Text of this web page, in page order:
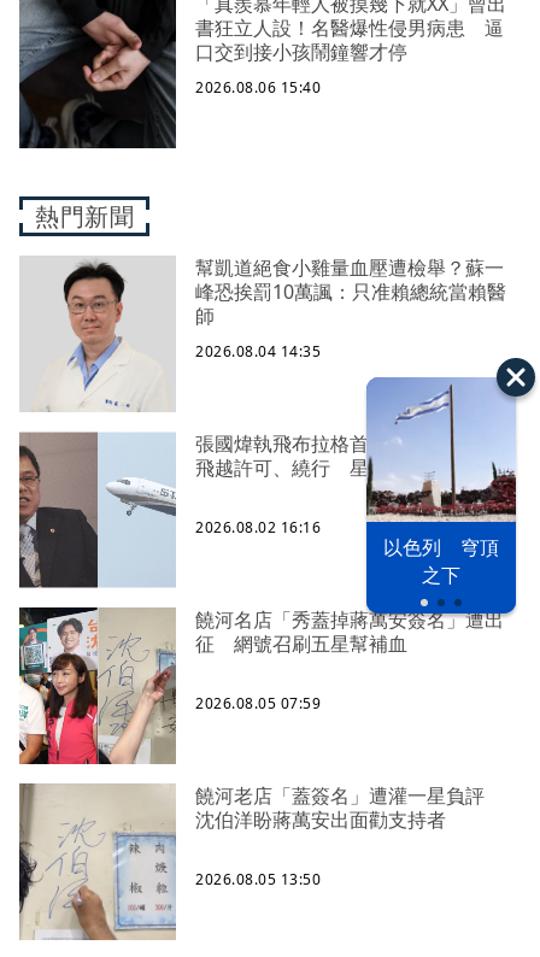
以色列 穹頂
之下
書狂立人設！名醫爆性侵男病患 逼
口交到接小孩鬧鐘響才停
2026.08.06 15:40
熱門新聞
幫凱道絕食小雞量血壓遭檢舉？蘇一
峰恐挨罰10萬諷：只准賴總統當賴醫
師
2026.08.04 14:35
張國煒執飛布拉格首航！網傳未取得
飛越許可、繞行 星宇回應了
2026.08.02 16:16
饒河名店「秀蓋掉蔣萬安簽名」遭出
征 網號召刷五星幫補血
2026.08.05 07:59
饒河老店「蓋簽名」遭灌一星負評
沈伯洋盼蔣萬安出面勸支持者
2026.08.05 13:50